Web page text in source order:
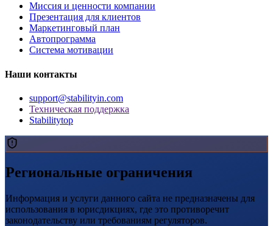
Миссия и ценности компании
Презентация для клиентов
Маркетинговый план
Автопрограмма
Система мотивации
Наши контакты
support@stabilityin.com
Техническая поддержка
Stabilitytop
Региональные ограничения
Информация и услуги данного сайта не предназначены для
использования в юрисдикциях, где это противоречит
законодательству или требованиям регуляторов.